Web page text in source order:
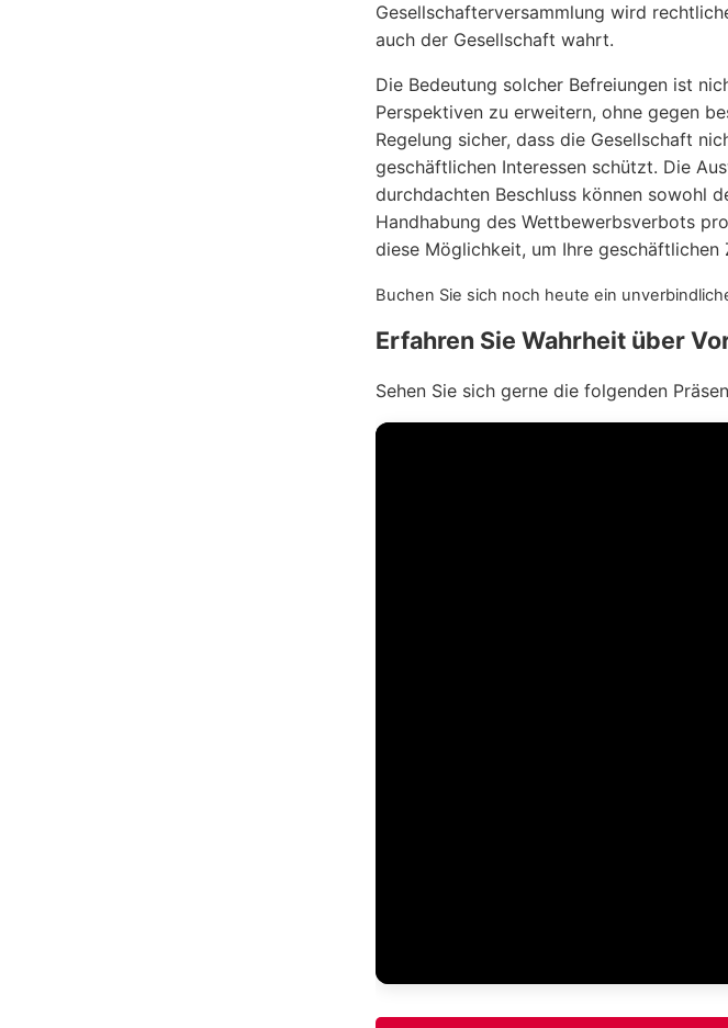
Gesellschafterversammlung wird
auch der Gesellschaft wahrt.
Die Bedeutung solcher Befreiungen ist
Perspektiven zu erweitern, ohne gegen
Regelung sicher, dass die Gesellschaft
geschäftlichen Interessen schützt. Die
durchdachten Beschluss können sowohl
Handhabung des Wettbewerbsverbots
diese Möglichkeit, um Ihre
Buchen Sie sich noch heute ein
Erfahren Sie Wahrheit über
Sehen Sie sich gerne die folgenden